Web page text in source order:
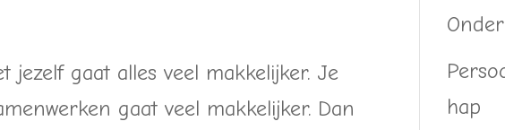
gaat alles veel makkelijker. Je
gaat veel makkelijker. Dan
hap